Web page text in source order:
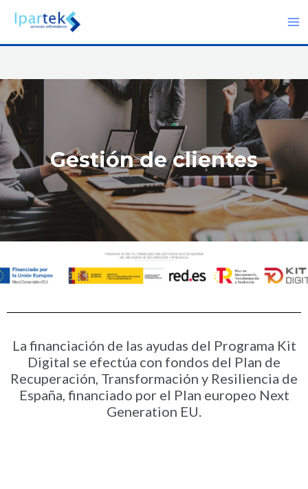
Gestión de clientes
La financiación de las ayudas del Programa Kit
Digital se efectúa con fondos del Plan de
Recuperación, Transformación y Resiliencia de
España, financiado por el Plan europeo Next
Generation EU.